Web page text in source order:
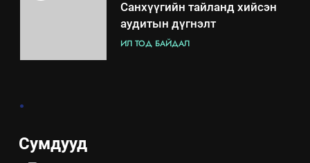
Санхүүгийн тайланд хийсэн
аудитын дүгнэлт
ИЛ ТОД БАЙДАЛ
.
Сумдууд